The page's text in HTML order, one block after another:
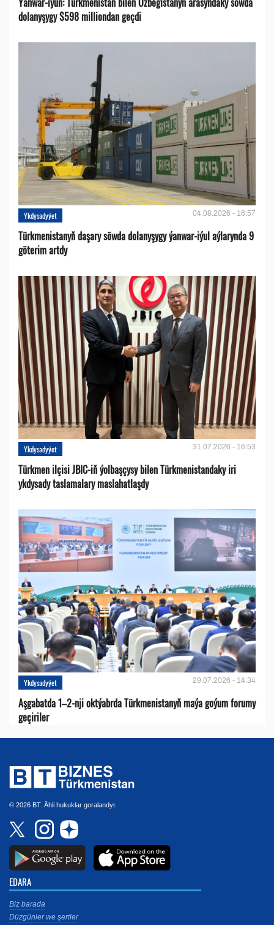
dolanyşygy $598 milliondan geçdi
Ykdysadyýet 04.08.2026 - 16:57
Türkmenistanyň daşary söwda dolanyşygy ýanwar-iýul aýlarynda 9
göterim artdy
Ykdysadyýet 31.07.2026 - 16:53
Türkmen ilçisi JBIC-iň ýolbaşçysy bilen Türkmenistandaky iri
ykdysady taslamalary maslahatlaşdy
Ykdysadyýet 29.07.2026 - 14:34
Aşgabatda 1–2-nji oktýabrda Türkmenistanyň maýa goýum forumy
geçiriler
© 2026 BT. Ähli hukuklar goralandyr.
EDARA
Biz barada
Düzgünler we şertler